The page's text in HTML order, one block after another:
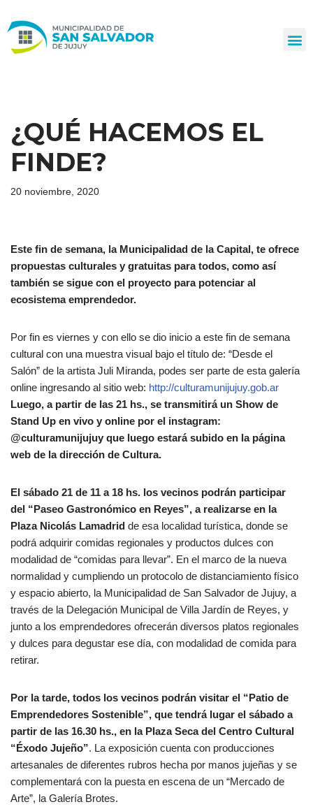
al
¿QUÉ HACEMOS EL
FINDE?
20 noviembre, 2020
Este fin de semana, la Municipalidad de la Capital, te ofrece
propuestas culturales y gratuitas para todos, como así
también se sigue con el proyecto para potenciar al
ecosistema emprendedor.
Por fin es viernes y con ello se dio inicio a este fin de semana
cultural con una muestra visual bajo el título de: “Desde el
Salón” de la artista Juli Miranda, podes ser parte de esta galería
online ingresando al sitio web: http://culturamunijujuy.gob.ar
Luego, a partir de las 21 hs., se transmitirá un Show de
Stand Up en vivo y online por el instagram:
@culturamunijujuy que luego estará subido en la página
web de la dirección de Cultura.
El sábado 21 de 11 a 18 hs. los vecinos podrán participar
del “Paseo Gastronómico en Reyes”, a realizarse en la
Plaza Nicolás Lamadrid de esa localidad turística, donde se
podrá adquirir comidas regionales y productos dulces con
modalidad de “comidas para llevar”. En el marco de la nueva
normalidad y cumpliendo un protocolo de distanciamiento físico
y espacio abierto, la Municipalidad de San Salvador de Jujuy, a
través de la Delegación Municipal de Villa Jardín de Reyes, y
junto a los emprendedores ofrecerán diversos platos regionales
y dulces para degustar ese día, con modalidad de comida para
retirar.
Por la tarde, todos los vecinos podrán visitar el “Patio de
Emprendedores Sostenible”, que tendrá lugar el sábado a
partir de las 16.30 hs., en la Plaza Seca del Centro Cultural
“Éxodo Jujeño”. La exposición cuenta con producciones
artesanales de diferentes rubros hecha por manos jujeñas y se
complementará con la puesta en escena de un “Mercado de
Arte”, la Galería Brotes.